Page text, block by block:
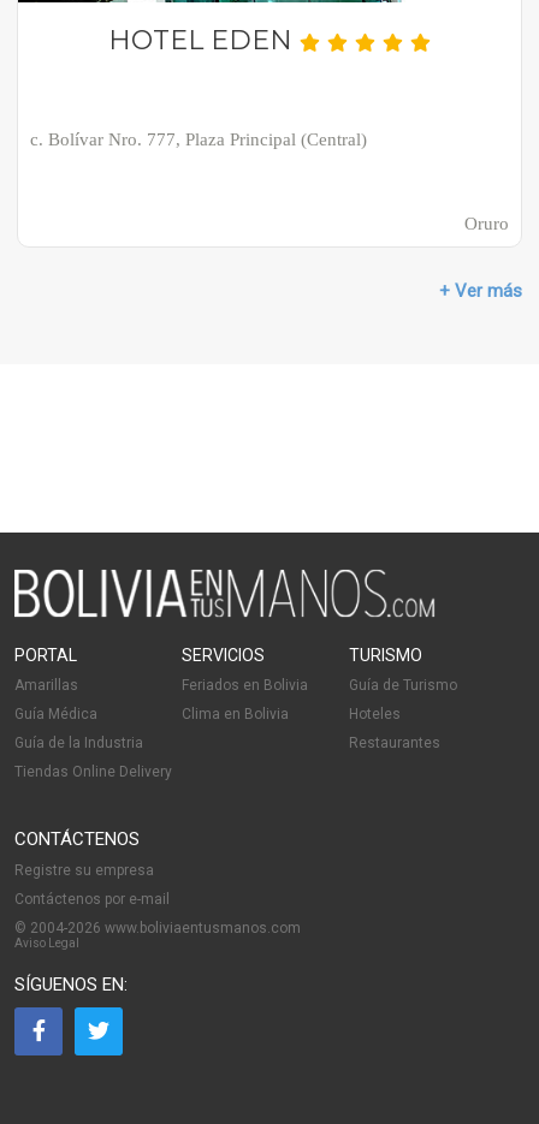
HOTEL EDEN
c. Bolívar Nro. 777, Plaza Principal (Central)
Oruro
+ Ver más
PORTAL
Amarillas
Guía Médica
Guía de la Industria
Tiendas Online Delivery
SERVICIOS
Feriados en Bolivia
Clima en Bolivia
TURISMO
Guía de Turismo
Hoteles
Restaurantes
CONTÁCTENOS
Registre su empresa
Contáctenos por e-mail
© 2004-2026 www.boliviaentusmanos.com
Aviso Legal
SÍGUENOS EN: